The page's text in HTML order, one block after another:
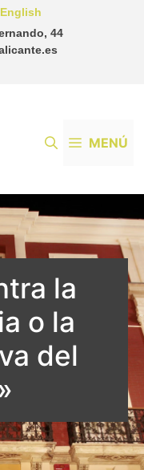
44
English
MENÚ
la
o la
del